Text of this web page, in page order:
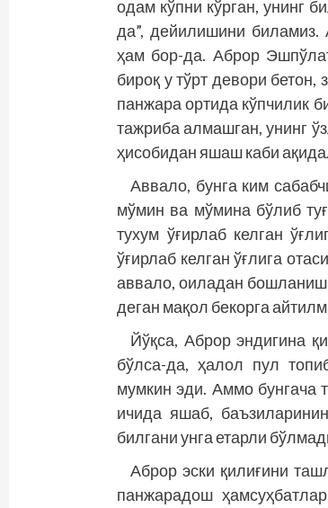
одам кўпни кўрган, унинг
да”, дейилишини биламиз.
ҳам бор-да. Аброр
бироқ у тўрт девори
панжара ортида кўпчилик
тажриба алмашган, унинг
ҳисобидан яшаш каби
Аввало, бунга ким
мўмин ва мўмина бўлиб
тухум ўғирлаб келган
ўғирлаб келган ўғлига
аввало, оиладан
деган мақол бекорга
Йўқса, Аброр эндигина
бўлса-да, ҳалол пул
мумкин эди. Аммо бунгача
ичида яшаб,
билгани унга етарли
Аброр эски қилиғини
панжарадош